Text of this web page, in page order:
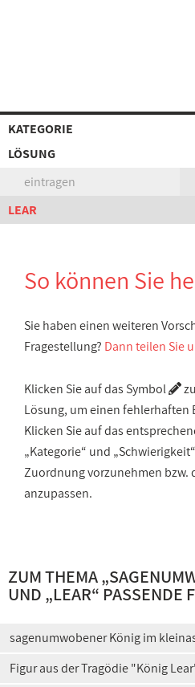
KATEGORIE
LÖSUNG
eintragen
LEAR
So können Sie
Sie haben einen weiteren
Fragestellung? Dann teilen Sie
Klicken Sie auf das Symbol
Lösung, um einen fehlerhaften
Klicken Sie auf das
„Kategorie“ und
Zuordnung vorzunehmen bzw.
anzupassen.
ZUM THEMA „
UND „LEAR“ PASSENDE
sagenumwobener König im
Figur aus der Tragödie "König